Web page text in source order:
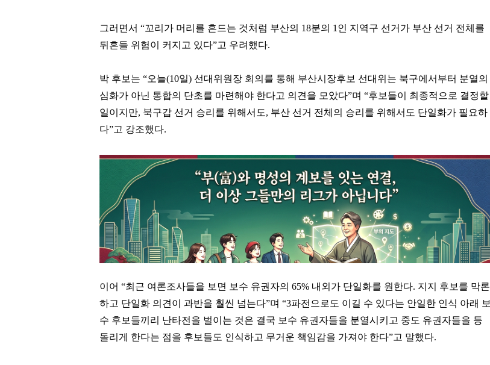
그러면서 “꼬리가 머리를 흔드는 것처럼 부산의 18분의 1인 지역구 선거가 부산 선거 전체를
뒤흔들 위험이 커지고 있다”고 우려했다.
박 후보는 “오늘(10일) 선대위원장 회의를 통해 부산시장후보 선대위는 북구에서부터 분열의
심화가 아닌 통합의 단초를 마련해야 한다고 의견을 모았다”며 “후보들이 최종적으로 결정할
일이지만, 북구갑 선거 승리를 위해서도, 부산 선거 전체의 승리를 위해서도 단일화가 필요하
다”고 강조했다.
이어 “최근 여론조사들을 보면 보수 유권자의 65% 내외가 단일화를 원한다. 지지 후보를 막론
하고 단일화 의견이 과반을 훨씬 넘는다”며 “3파전으로도 이길 수 있다는 안일한 인식 아래 보
수 후보들끼리 난타전을 벌이는 것은 결국 보수 유권자들을 분열시키고 중도 유권자들을 등
돌리게 한다는 점을 후보들도 인식하고 무거운 책임감을 가져야 한다”고 말했다.